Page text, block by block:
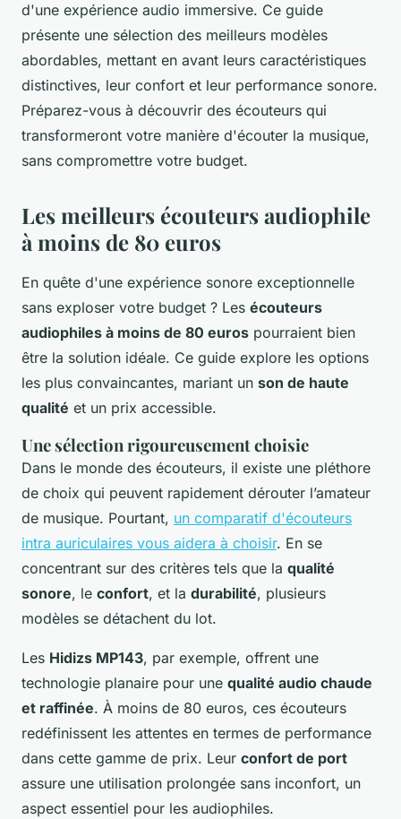
d'une expérience audio immersive. Ce guide
présente une sélection des meilleurs modèles
abordables, mettant en avant leurs caractéristiques
distinctives, leur confort et leur performance sonore.
Préparez-vous à découvrir des écouteurs qui
transformeront votre manière d'écouter la musique,
sans compromettre votre budget.
Les meilleurs écouteurs audiophile
à moins de 80 euros
En quête d'une expérience sonore exceptionnelle
sans exploser votre budget ? Les écouteurs
audiophiles à moins de 80 euros pourraient bien
être la solution idéale. Ce guide explore les options
les plus convaincantes, mariant un son de haute
qualité et un prix accessible.
Une sélection rigoureusement choisie
Dans le monde des écouteurs, il existe une pléthore
de choix qui peuvent rapidement dérouter l’amateur
de musique. Pourtant, un comparatif d'écouteurs
intra auriculaires vous aidera à choisir. En se
concentrant sur des critères tels que la qualité
sonore, le confort, et la durabilité, plusieurs
modèles se détachent du lot.
Les Hidizs MP143, par exemple, offrent une
technologie planaire pour une qualité audio chaude
et raffinée. À moins de 80 euros, ces écouteurs
redéfinissent les attentes en termes de performance
dans cette gamme de prix. Leur confort de port
assure une utilisation prolongée sans inconfort, un
aspect essentiel pour les audiophiles.